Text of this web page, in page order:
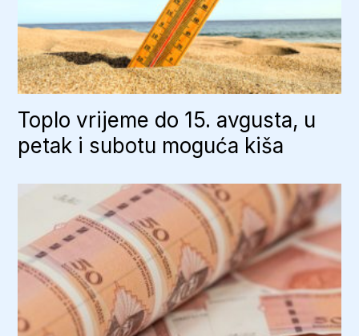
Toplo vrijeme do 15. avgusta, u
petak i subotu moguća kiša